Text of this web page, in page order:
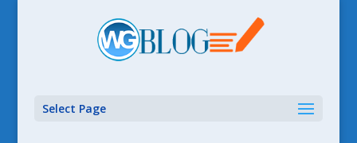
Select Page